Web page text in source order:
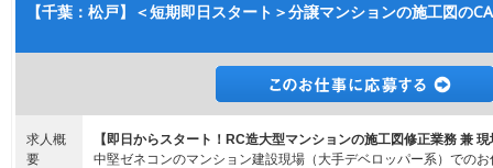
【千葉：松戸】＜短期即日スタート＞分譲マンションの施工図の
求人概
要
【即日からスタート！RC造大型マンションの施工図修正業務 兼
中堅ゼネコンのマンション建設現場（大手デベロッパー系）でのお